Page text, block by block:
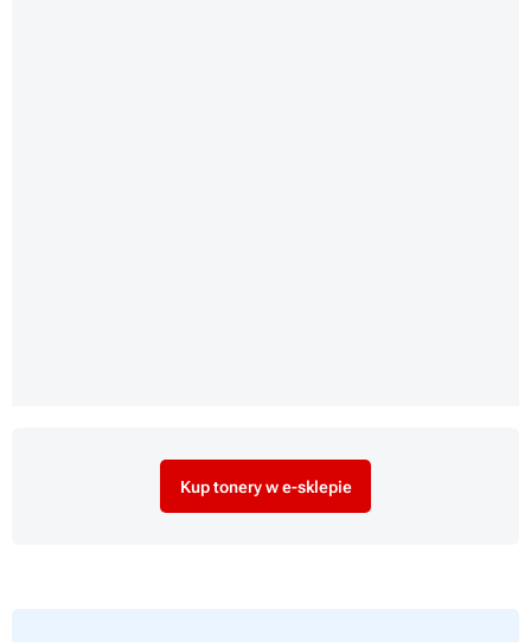
Kup tonery w e-sklepie